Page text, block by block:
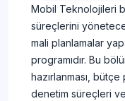
Mobil Teknolojileri
süreçlerini
mali planlamalar
programıdır. Bu
hazırlanması, bütçe
denetim süreçleri